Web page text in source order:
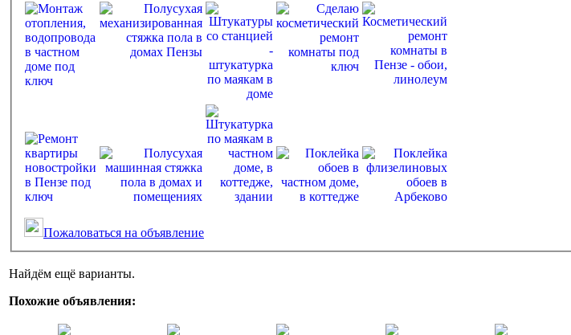
Пожаловаться на объявление
Найдём ещё варианты.
Похожие объявления: